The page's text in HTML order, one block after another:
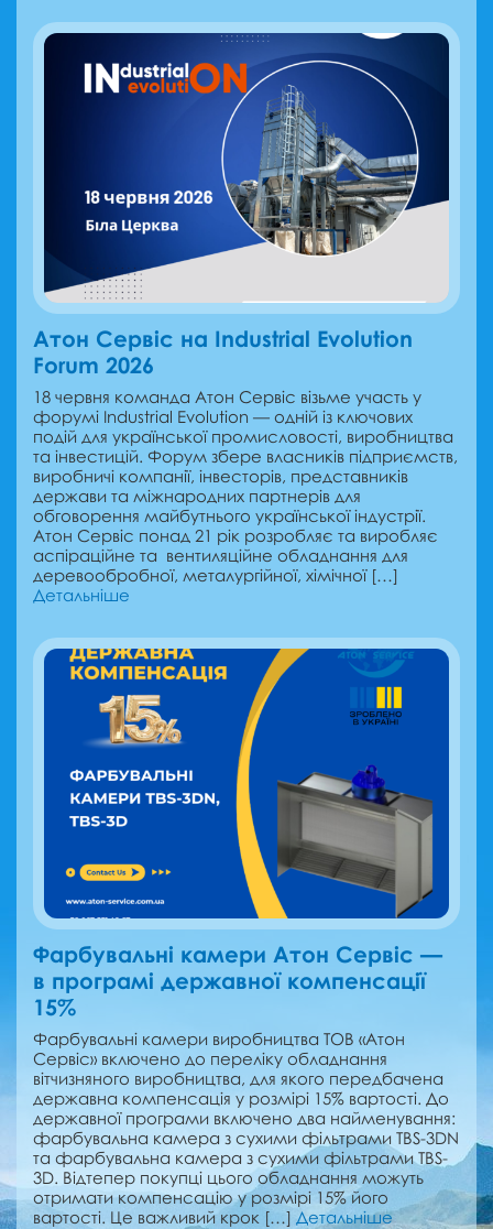
Атон Сервіс на Industrial Evolution
Forum 2026
18 червня команда Атон Сервіс візьме участь у
форумі Industrial Evolution — одній із ключових
подій для української промисловості, виробництва
та інвестицій. Форум збере власників підприємств,
виробничі компанії, інвесторів, представників
держави та міжнародних партнерів для
обговорення майбутнього української індустрії.
Атон Сервіс понад 21 рік розробляє та виробляє
аспіраційне та вентиляційне обладнання для
деревообробної, металургійної, хімічної […]
Детальніше
Фарбувальні камери Атон Сервіс —
в програмі державної компенсації
15%
Фарбувальні камери виробництва ТОВ «Атон
Сервіс» включено до переліку обладнання
вітчизняного виробництва, для якого передбачена
державна компенсація у розмірі 15% вартості. До
державної програми включено два найменування:
фарбувальна камера з сухими фільтрами TBS-3DN
та фарбувальна камера з сухими фільтрами TBS-
3D. Відтепер покупці цього обладнання можуть
отримати компенсацію у розмірі 15% його
вартості. Це важливий крок […] Детальніше